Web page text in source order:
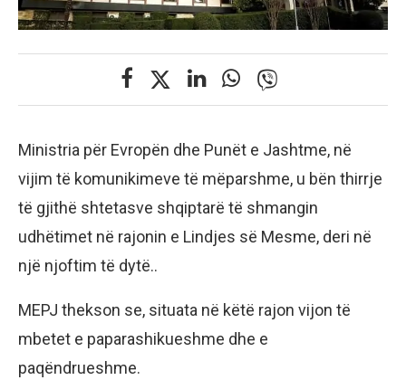
Ministria për Evropën dhe Punët e Jashtme, në
vijim të komunikimeve të mëparshme, u bën thirrje
të gjithë shtetasve shqiptarë të shmangin
udhëtimet në rajonin e Lindjes së Mesme, deri në
një njoftim të dytë..
MEPJ thekson se, situata në këtë rajon vijon të
mbetet e paparashikueshme dhe e
paqëndrueshme.